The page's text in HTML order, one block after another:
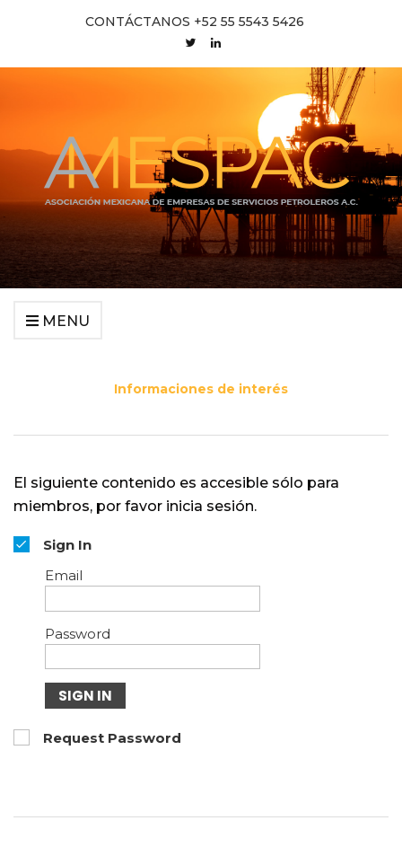
CONTÁCTANOS +52 55 5543 5426
MENU
Informaciones de interés
El siguiente contenido es accesible sólo para
miembros, por favor inicia sesión.
Sign In
Email
Password
SIGN IN
Request Password